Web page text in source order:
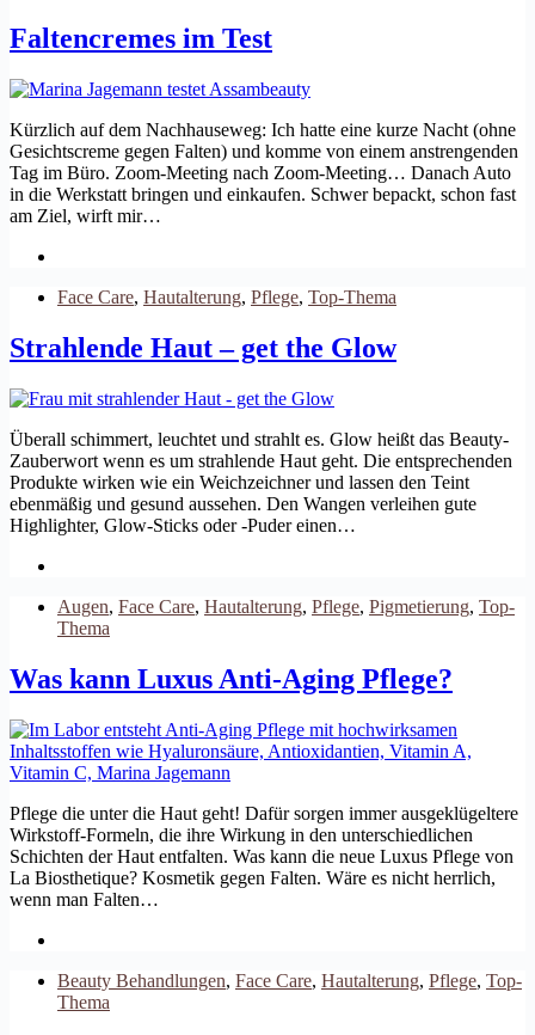
Faltencremes im Test
Kürzlich auf dem Nachhauseweg: Ich hatte eine kurze Nacht (ohne
Gesichtscreme gegen Falten) und komme von einem anstrengenden
Tag im Büro. Zoom-Meeting nach Zoom-Meeting… Danach Auto
in die Werkstatt bringen und einkaufen. Schwer bepackt, schon fast
am Ziel, wirft mir…
Face Care, Hautalterung, Pflege, Top-Thema
Strahlende Haut – get the Glow
Überall schimmert, leuchtet und strahlt es. Glow heißt das Beauty-
Zauberwort wenn es um strahlende Haut geht. Die entsprechenden
Produkte wirken wie ein Weichzeichner und lassen den Teint
ebenmäßig und gesund aussehen. Den Wangen verleihen gute
Highlighter, Glow-Sticks oder -Puder einen…
Augen, Face Care, Hautalterung, Pflege, Pigmetierung, Top-
Thema
Was kann Luxus Anti-Aging Pflege?
Pflege die unter die Haut geht! Dafür sorgen immer ausgeklügeltere
Wirkstoff-Formeln, die ihre Wirkung in den unterschiedlichen
Schichten der Haut entfalten. Was kann die neue Luxus Pflege von
La Biosthetique? Kosmetik gegen Falten. Wäre es nicht herrlich,
wenn man Falten…
Beauty Behandlungen, Face Care, Hautalterung, Pflege, Top-
Thema